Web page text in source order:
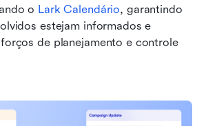
o Lark Calendário, garantindo
estejam informados e
de planejamento e controle